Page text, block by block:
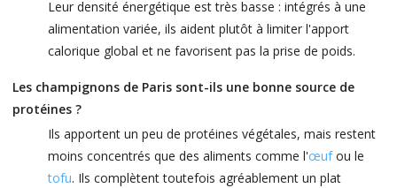
Leur densité énergétique est très basse : intégrés à une
alimentation variée, ils aident plutôt à limiter l'apport
calorique global et ne favorisent pas la prise de poids.
Les champignons de Paris sont-ils une bonne source de
protéines ?
Ils apportent un peu de protéines végétales, mais restent
moins concentrés que des aliments comme l'œufou le
tofu. Ils complètent toutefois agréablement un plat